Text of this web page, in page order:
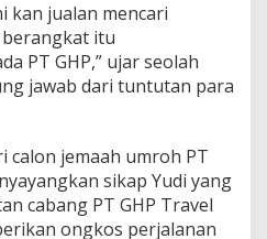
kan jualan mencari
itu
PT GHP,” ujar seolah
jawab dari tuntutan para
calon jemaah umroh PT
sikap Yudi yang
cabang PT GHP Travel
ongkos perjalanan